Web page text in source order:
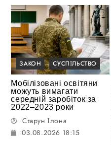
ЗАКОН СУСПІЛЬСТВО
Мобілізовані освітяни
можуть вимагати
середній заробіток за
2022–2023 роки
Старун Ілона
03.08.2026 18:15